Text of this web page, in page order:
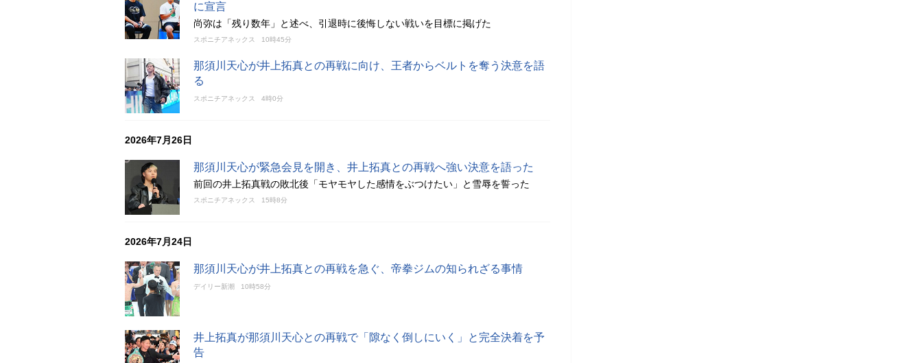
に宣言
尚弥は「残り数年」と述べ、引退時に後悔しない戦いを目標に掲げた
スポニチアネックス 10時45分
那須川天心が井上拓真との再戦に向け、王者からベルトを奪う決意を語
る
スポニチアネックス 4時0分
2026年7月26日
那須川天心が緊急会見を開き、井上拓真との再戦へ強い決意を語った
前回の井上拓真戦の敗北後「モヤモヤした感情をぶつけたい」と雪辱を誓った
スポニチアネックス 15時8分
2026年7月24日
那須川天心が井上拓真との再戦を急ぐ、帝拳ジムの知られざる事情
デイリー新潮 10時58分
井上拓真が那須川天心との再戦で「隙なく倒しにいく」と完全決着を予
告